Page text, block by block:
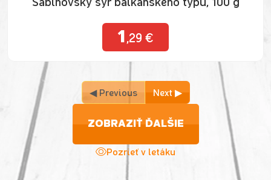
1 ,29 €
◀ Previous Next ▶
ZOBRAZIŤ ĎALŠIE
Pozrieť v letáku